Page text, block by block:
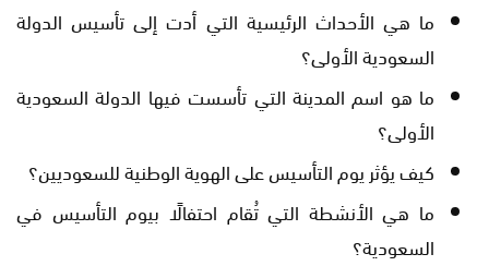
ما هي الأحداث الرئيسية التي أدت إلى تأسيس الدولة
السعودية الأولى؟
ما هو اسم المدينة التي تأسست فيها الدولة السعودية
الأولى؟
كيف يؤثر يوم التأسيس على الهوية الوطنية للسعوديين؟
ما هي الأنشطة التي تُقام احتفالًا بيوم التأسيس في
السعودية؟